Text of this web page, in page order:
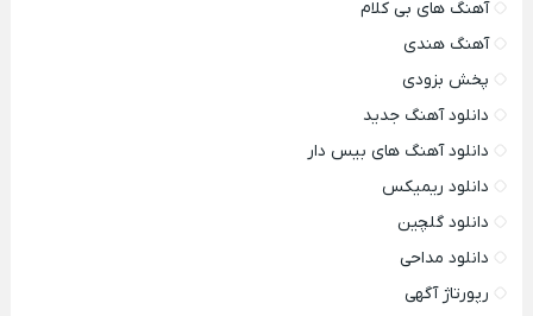
آهنگ های بی کلام
آهنگ هندی
پخش بزودی
دانلود آهنگ جدید
دانلود آهنگ های بیس دار
دانلود ریمیکس
دانلود گلچین
دانلود مداحی
رپورتاژ آگهی